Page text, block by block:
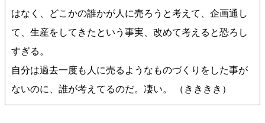
はなく、どこかの誰かが人に売ろうと考えて、企画通し
て、生産をしてきたという事実、改めて考えると恐ろし
すぎる。
自分は過去一度も人に売るようなものづくりをした事が
ないのに、誰が考えてるのだ。凄い。 （きききき）